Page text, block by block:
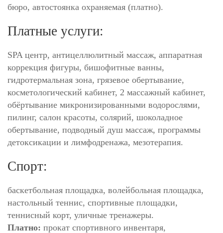
бюро, автостоянка охраняемая (платно).
Платные услуги:
SPA центр, антицеллюлитный массаж, аппаратная
коррекция фигуры, бишофитные ванны,
гидротермальная зона, грязевое обертывание,
косметологический кабинет, 2 массажный кабинет,
обёртывание микронизированными водорослями,
пилинг, салон красоты, солярий, шоколадное
обертывание, подводный душ массаж, программы
детоксикации и лимфодренажа, мезотерапия.
Спорт:
баскетбольная площадка, волейбольная площадка,
настольный теннис, спортивные площадки,
теннисный корт, уличные тренажеры.
Платно: прокат спортивного инвентаря,